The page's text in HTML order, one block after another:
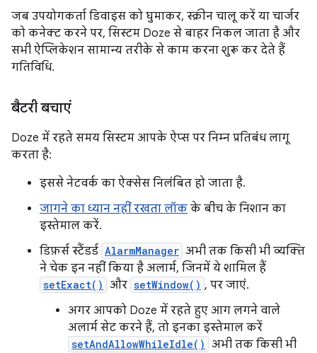
जब उपयोगकर्ता डिवाइस को घुमाकर, स्क्रीन चालू करें या चार्जर
को कनेक्ट करने पर, सिस्टम Doze से बाहर निकल जाता है और
सभी ऐप्लिकेशन सामान्य तरीके से काम करना शुरू कर देते हैं
गतिविधि.
बैटरी बचाएं
Doze में रहते समय सिस्टम आपके ऐप्स पर निम्न प्रतिबंध लागू
करता है:
इससे नेटवर्क का ऐक्सेस निलंबित हो जाता है.
जागने का ध्यान नहीं रखता लॉक के बीच के निशान का
इस्तेमाल करें.
डिफ़र्स स्टैंडर्ड AlarmManager अभी तक किसी भी व्यक्ति
ने चेक इन नहीं किया है अलार्म, जिनमें ये शामिल हैं
setExact() और setWindow() , पर जाएं.
अगर आपको Doze में रहते हुए आग लगने वाले
अलार्म सेट करने हैं, तो इनका इस्तेमाल करें
setAndAllowWhileIdle() अभी तक किसी भी